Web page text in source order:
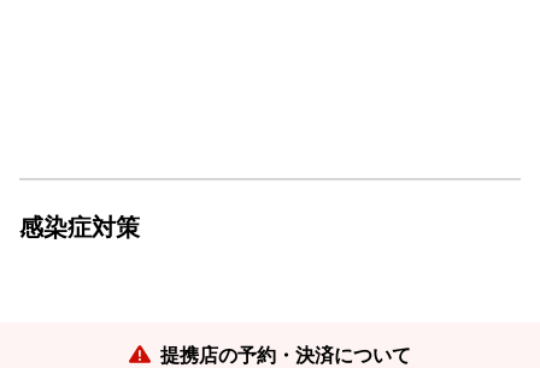
感染症対策
提携店の予約・決済について